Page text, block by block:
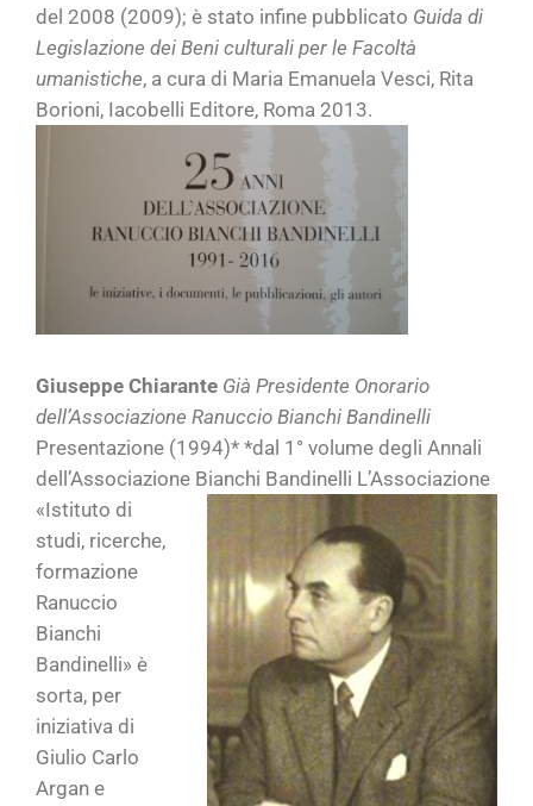
del 2008 (2009); è stato infine pubblicato Guida di
Legislazione dei Beni culturali per le Facoltà
umanistiche, a cura di Maria Emanuela Vesci, Rita
Borioni, Iacobelli Editore, Roma 2013.
Giuseppe Chiarante Già Presidente Onorario
dell’Associazione Ranuccio Bianchi Bandinelli
Presentazione (1994)* *dal 1° volume degli Annali
dell’Associazione Bianchi Bandinelli L’Associazione
«Istituto di
studi, ricerche,
formazione
Ranuccio
Bianchi
Bandinelli» è
sorta, per
iniziativa di
Giulio Carlo
Argan e